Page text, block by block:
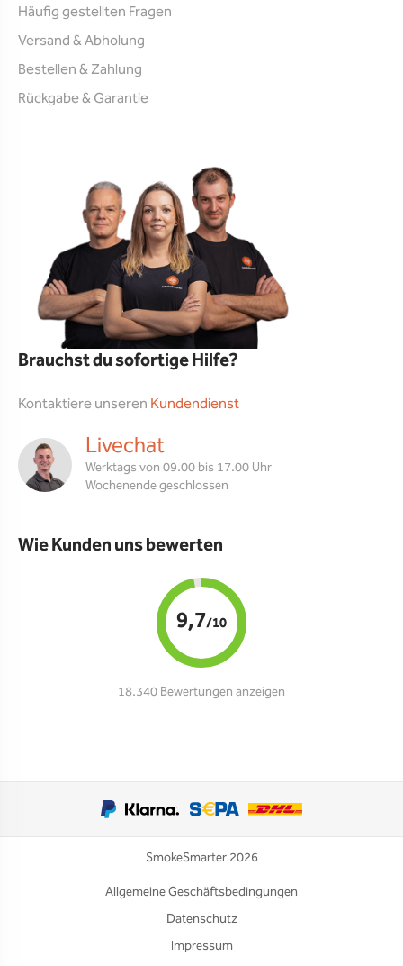
Häufig gestellten Fragen
Versand & Abholung
Bestellen & Zahlung
Rückgabe & Garantie
Brauchst du sofortige Hilfe?
Kontaktiere unseren Kundendienst
Livechat
Werktags von 09.00 bis 17.00 Uhr
Wochenende geschlossen
Wie Kunden uns bewerten
9,7/10
18.340 Bewertungen anzeigen
SmokeSmarter 2026
Allgemeine Geschäftsbedingungen
Datenschutz
Impressum